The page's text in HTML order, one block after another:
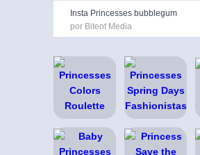
Insta Princesses bubblegum
por Bitent Media